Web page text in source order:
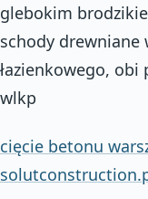
glebokim
schody drewniane
łazienkowego, obi
wlkp
cięcie betonu